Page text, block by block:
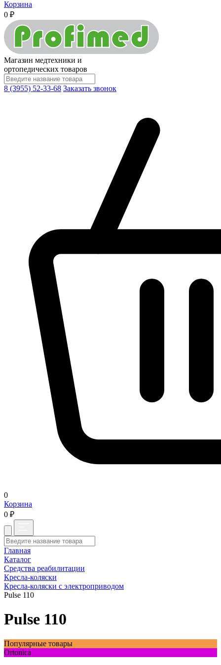
Корзина
0 ₽
Магазин медтехники и
ортопедических товаров
8 (3955) 52-33-68 Заказать звонок
0
Корзина
0 ₽
Главная
Каталог
Средства реабилитации
Кресла-коляски
Кресла-коляски с электроприводом
Pulse 110
Pulse 110
Популярные товары
Ortonica